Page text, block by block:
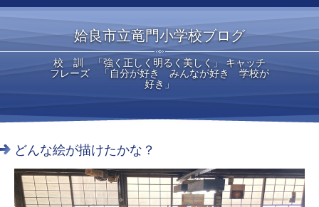
姶良市立竜門小学校ブログ
校 訓 「強く正しく明るく美しく」 キャッチ
フレーズ 「自分が好き みんなが好き 学校が
好き」
どんな絵が描けたかな？